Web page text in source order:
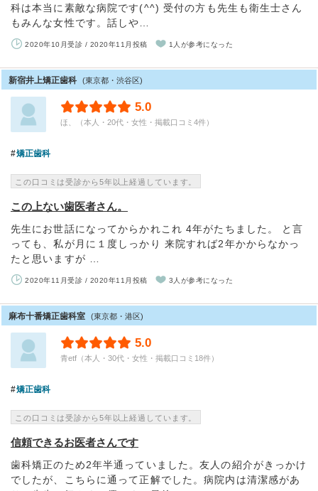
科は本当に素敵な病院です(^^) 受付の方も先生も衛生士さん
もみんな女性です。話しや…
2020年10月受診 / 2020年11月投稿 1人が参考になった
新宿井上矯正歯科 (東京都・渋谷区)
5.0
ほ、（本人・20代・女性・掲載口コミ4件）
矯正歯科
この口コミは受診から5年以上経過しています。
この上ない歯医者さん。
先生にお世話になってからかれこれ 4年がたちました。 と言
っても、私が月に１度しっかり 来院すれば2年かからなかっ
たと思いますが …
2020年11月受診 / 2020年11月投稿 3人が参考になった
麻布十番矯正歯科室 (東京都・港区)
5.0
青etf（本人・30代・女性・掲載口コミ18件）
矯正歯科
この口コミは受診から5年以上経過しています。
信頼できるお医者さんです
歯科矯正のため2年半通っていました。友人の紹介がきっかけ
でしたが、こちらに通って正解でした。病院内は清潔感があ